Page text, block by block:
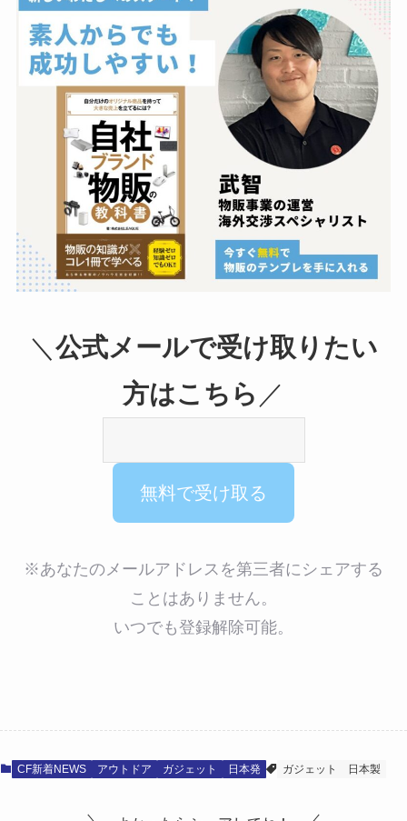
＼ 公式メールで受け取りたい
方はこちら ／
※あなたのメールアドレスを第三者にシェアする
ことはありません。
いつでも登録解除可能。
CF新着NEWS アウトドア ガジェット 日本発 ガジェット 日本製